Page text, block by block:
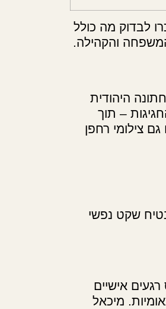
לבדוק מה כולל
המשפחה והקהילה.
היהודית
– תוך
גם צילומי רחפן
שקט נפשי
אישיים
מיכאל